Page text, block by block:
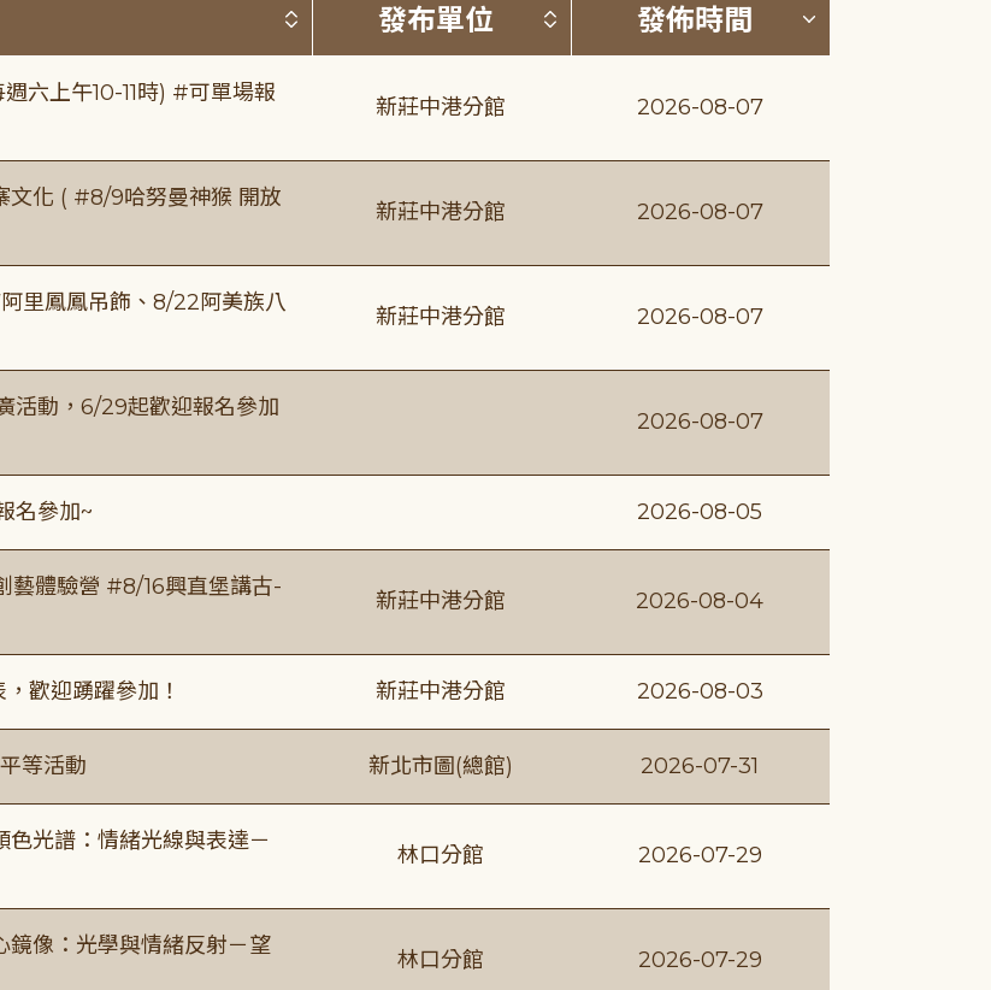
按標題排序 (升降冪)
發布單位 按發布單位排序 (升降冪)
發佈時間 按發佈時間
六上午10-11時) #可單場報
新莊中港分館 2026-08-07
文化 ( #8/9哈努曼神猴 開放
新莊中港分館 2026-08-07
里鳳鳳吊飾、8/22阿美族八
新莊中港分館 2026-08-07
活動，6/29起歡迎報名參加
2026-08-07
名參加~ 2026-08-05
藝體驗營 #8/16興直堡講古-
新莊中港分館 2026-08-04
歡迎踴躍參加！ 新莊中港分館 2026-08-03
等活動 新北市圖(總館) 2026-07-31
色光譜：情緒光線與表達－
林口分館 2026-07-29
鏡像：光學與情緒反射－望
林口分館 2026-07-29